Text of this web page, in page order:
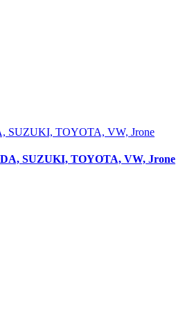
SUZUKI, TOYOTA, VW, Jrone